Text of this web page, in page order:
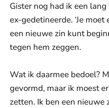
Gister nog had ik een
ex-gedetineerde. ‘Je
een nieuwe zin kunt
tegen hem zeggen.
Wat ik daarmee bedoel?
gevormd, maar ik moest
zetten. Ik ben een nieuwe